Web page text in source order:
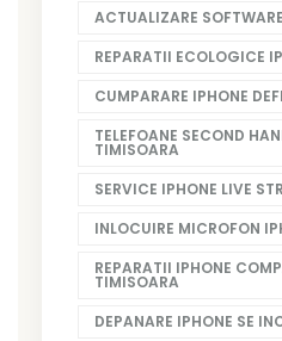
ACTUALIZARE
REPARATII ECOLOGICE
CUMPARARE IPHONE
TELEFOANE SECOND
TIMISOARA
SERVICE IPHONE LIVE
INLOCUIRE MICROFON
REPARATII IPHONE
TIMISOARA
DEPANARE IPHONE SE